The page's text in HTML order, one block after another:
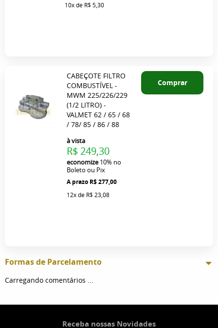
10xde R$ 5,30
CABEÇOTE FILTRO
COMBUSTÍVEL -
MWM 225/226/229
(1/2 LITRO) -
VALMET 62 / 65 / 68
/ 78/ 85 / 86 / 88
R$ 277,00
à vista
R$ 249,30
economize10% no
Boleto ou Pix
12xde R$ 23,08
Comprar
Formas de Parcelamento
Carregando comentários ...
Receba nossas Novidades